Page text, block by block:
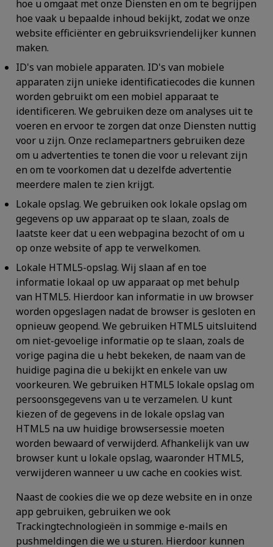
hoe u omgaat met onze Diensten en om te begrijpen
hoe vaak u bepaalde inhoud bekijkt, zodat we onze
website efficiënter en gebruiksvriendelijker kunnen
maken.
ID's van mobiele apparaten. ID's van mobiele
apparaten zijn unieke identificatiecodes die kunnen
worden gebruikt om een mobiel apparaat te
identificeren. We gebruiken deze om analyses uit te
voeren en ervoor te zorgen dat onze Diensten nuttig
voor u zijn. Onze reclamepartners gebruiken deze
om u advertenties te tonen die voor u relevant zijn
en om te voorkomen dat u dezelfde advertentie
meerdere malen te zien krijgt.
Lokale opslag. We gebruiken ook lokale opslag om
gegevens op uw apparaat op te slaan, zoals de
laatste keer dat u een webpagina bezocht of om u
op onze website of app te verwelkomen.
Lokale HTML5-opslag. Wij slaan af en toe
informatie lokaal op uw apparaat op met behulp
van HTML5. Hierdoor kan informatie in uw browser
worden opgeslagen nadat de browser is gesloten en
opnieuw geopend. We gebruiken HTML5 uitsluitend
om niet-gevoelige informatie op te slaan, zoals de
vorige pagina die u hebt bekeken, de naam van de
huidige pagina die u bekijkt en enkele van uw
voorkeuren. We gebruiken HTML5 lokale opslag om
persoonsgegevens van u te verzamelen. U kunt
kiezen of de gegevens in de lokale opslag van
HTML5 na uw huidige browsersessie moeten
worden bewaard of verwijderd. Afhankelijk van uw
browser kunt u lokale opslag, waaronder HTML5,
verwijderen wanneer u uw cache en cookies wist.
Naast de cookies die we op deze website en in onze
app gebruiken, gebruiken we ook
Trackingtechnologieën in sommige e-mails en
pushmeldingen die we u sturen. Hierdoor kunnen